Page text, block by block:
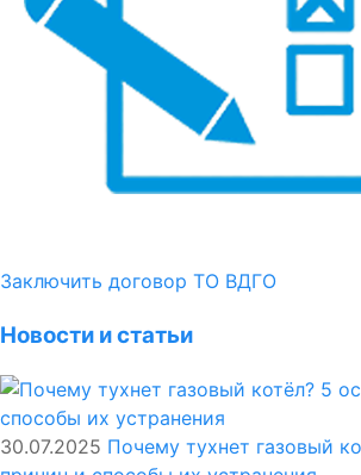
Заключить договор ТО ВДГО
Новости и статьи
30.07.2025 Почему тухнет газовый